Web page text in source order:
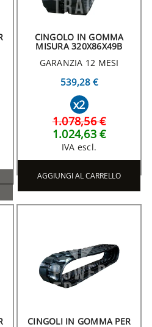
CINGOLO IN GOMMA
MISURA 320X86X49B
GARANZIA 12 MESI
539,28 €
x2
1.078,56 €
1.024,63 €
IVA escl.
AGGIUNGI AL CARRELLO
CINGOLI IN GOMMA PER